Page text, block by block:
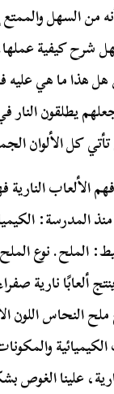
من السهل والممتع
شرح كيفية
هذا ما هي عليه
يطلقون النار
كل الألوان
الألعاب
منذ المدرسة:
الملح. نوع
ألعابًا نارية
ملح النحاس اللون
علينا الغوص